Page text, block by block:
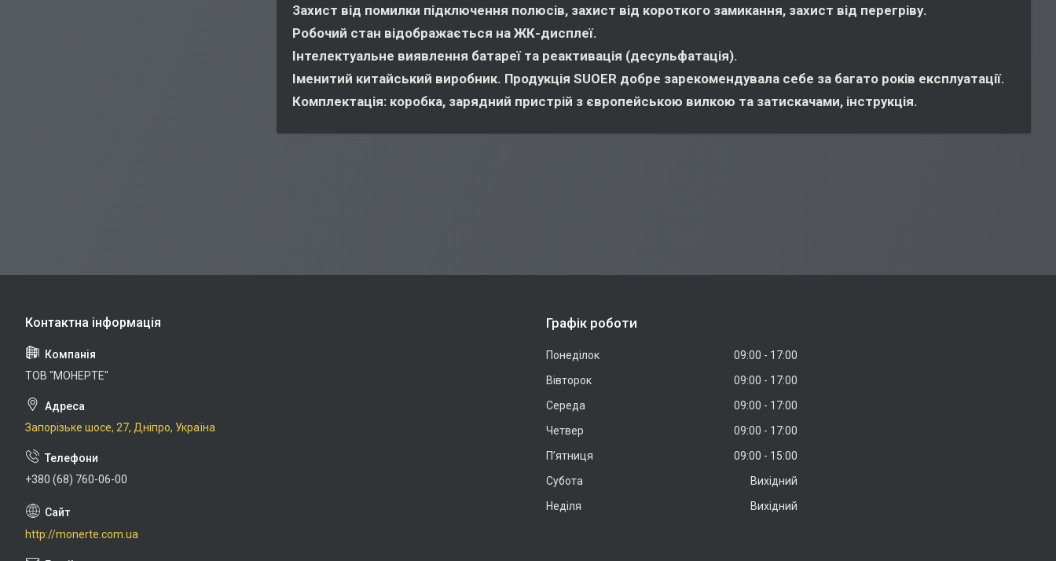
Захист від помилки підключення полюсів, захист від короткого замикання, захист від перегріву.
Робочий стан відображається на ЖК-дисплеї.
Інтелектуальне виявлення батареї та реактивація (десульфатація).
Іменитий китайський виробник. Продукція SUOER добре зарекомендувала себе за багато років експлуатації.
Комплектація: коробка, зарядний пристрій з європейською вилкою та затискачами, інструкція.
ТОВ "МОНЕРТЕ"
Запорізьке шосе, 27, Дніпро, Україна
+380 (68) 760-06-00
http://monerte.com.ua
Графік роботи
Понеділок 09:00
17:00
Вівторок
09:00
17:00
Середа
09:00
17:00
Четвер
09:00
17:00
Пʼятниця
09:00
15:00
Субота
Вихідний
Неділя
Вихідний